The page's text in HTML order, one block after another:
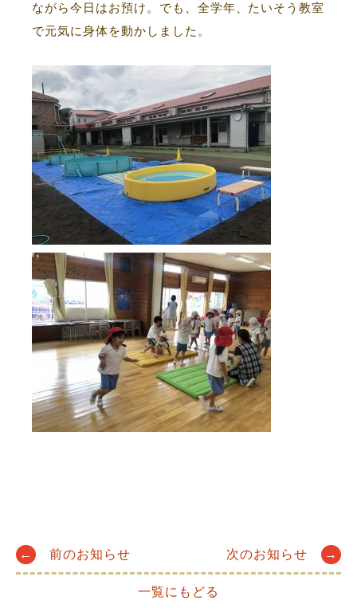
ながら今日はお預け。でも、全学年、たいそう教室
で元気に身体を動かしました。
Post
← 前のお知らせ 次のお知らせ →
一覧にもどる